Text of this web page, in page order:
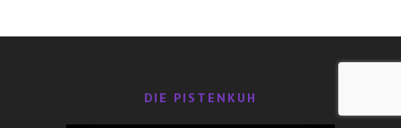
DIE PISTENKUH